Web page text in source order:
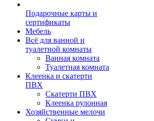
Подарочные карты и
сертификаты
Мебель
Всё для ванной и
туалетной комнаты
Ванная комната
Туалетная комната
Клеенка и скатерти
ПВХ
Скатерти ПВХ
Клеенка рулонная
Хозяйственные мелочи